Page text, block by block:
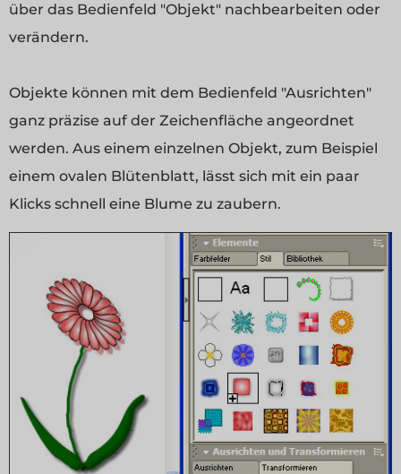
über das Bedienfeld "Objekt" nachbearbeiten oder
verändern.
Objekte können mit dem Bedienfeld "Ausrichten"
ganz präzise auf der Zeichenfläche angeordnet
werden. Aus einem einzelnen Objekt, zum Beispiel
einem ovalen Blütenblatt, lässt sich mit ein paar
Klicks schnell eine Blume zu zaubern.